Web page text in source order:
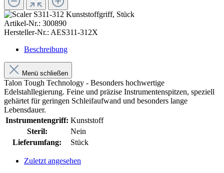
Artikel-Nr.: 300890
Hersteller-Nr.: AES311-312X
Beschreibung
Menü schließen
Talon Tough Technology - Besonders hochwertige
Edelstahllegierung. Feine und präzise Instrumentenspitzen, speziell
gehärtet für geringen Schleifaufwand und besonders lange
Lebensdauer.
Instrumentengriff: Kunststoff
Steril:
Nein
Lieferumfang:
Stück
Zuletzt angesehen